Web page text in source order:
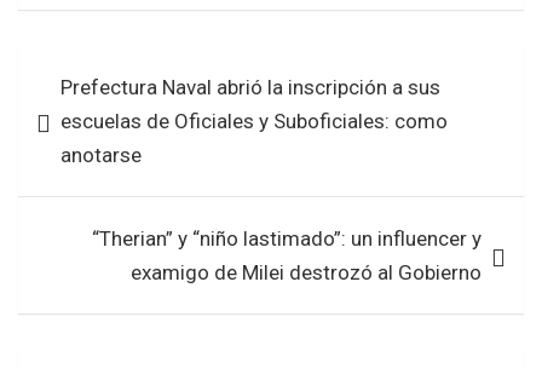
ce
o
o
tt at
A
p
ar
entradas
Prefectura Naval abrió la inscripción a sus
escuelas de Oficiales y Suboficiales: como
anotarse
“Therian” y “niño lastimado”: un influencer y
examigo de Milei destrozó al Gobierno